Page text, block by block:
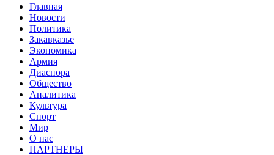
Главная
Новости
Политика
Закавказье
Экономика
Армия
Диаспора
Общество
Аналитика
Культура
Спорт
Мир
О нас
ПАРТНЕРЫ